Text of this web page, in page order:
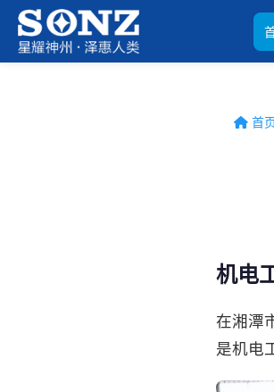
首
机电
在湘潭
是机电